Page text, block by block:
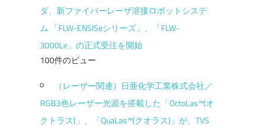
ダ、新ファイバーレーザ溶接ロボットシステ
ム 「FLW-ENSISeシリーズ」、「FLW-
3000Le」の正式受注を開始
100件のビュー
（レーザー関連）日亜化学工業株式会社／
RGB3色レーザー光源を搭載した「OctoLas™(オ
クトラス)」、「QuaLas™(クオラス)」が、TVS